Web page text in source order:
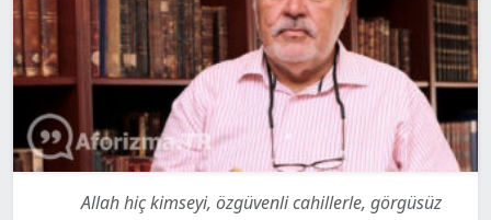
Allah hiç kimseyi, özgüvenli cahillerle, görgüsüz